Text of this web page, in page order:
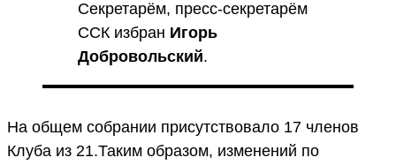
Секретарём, пресс-секретарём
ССК избран Игорь
Добровольский.
На общем собрании присутствовало 17 членов
Клуба из 21.Таким образом, изменений по